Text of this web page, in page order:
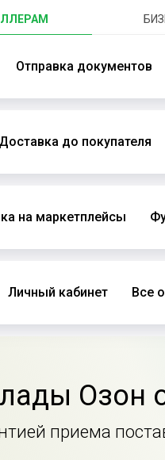
Отправка документов
Доставка до покупателя
на маркетплейсы
Личный кабинет Все
Озон
приема